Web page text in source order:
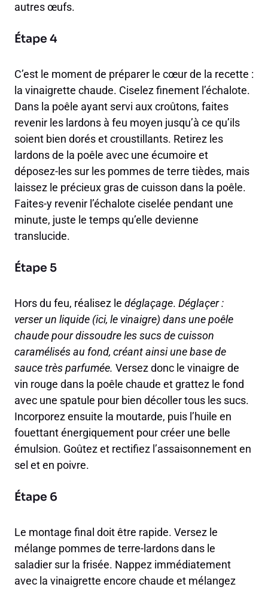
autres œufs.
Étape 4
C’est le moment de préparer le cœur de la recette :
la vinaigrette chaude. Ciselez finement l’échalote.
Dans la poêle ayant servi aux croûtons, faites
revenir les lardons à feu moyen jusqu’à ce qu’ils
soient bien dorés et croustillants. Retirez les
lardons de la poêle avec une écumoire et
déposez-les sur les pommes de terre tièdes, mais
laissez le précieux gras de cuisson dans la poêle.
Faites-y revenir l’échalote ciselée pendant une
minute, juste le temps qu’elle devienne
translucide.
Étape 5
Hors du feu, réalisez le déglaçage. Déglaçer :
verser un liquide (ici, le vinaigre) dans une poêle
chaude pour dissoudre les sucs de cuisson
caramélisés au fond, créant ainsi une base de
sauce très parfumée. Versez donc le vinaigre de
vin rouge dans la poêle chaude et grattez le fond
avec une spatule pour bien décoller tous les sucs.
Incorporez ensuite la moutarde, puis l’huile en
fouettant énergiquement pour créer une belle
émulsion. Goûtez et rectifiez l’assaisonnement en
sel et en poivre.
Étape 6
Le montage final doit être rapide. Versez le
mélange pommes de terre-lardons dans le
saladier sur la frisée. Nappez immédiatement
avec la vinaigrette encore chaude et mélangez